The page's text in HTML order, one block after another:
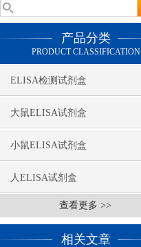
产品分类
PRODUCT CLASSIFICATION
ELISA检测试剂盒
大鼠ELISA试剂盒
小鼠ELISA试剂盒
人ELISA试剂盒
查看更多 >>
相关文章